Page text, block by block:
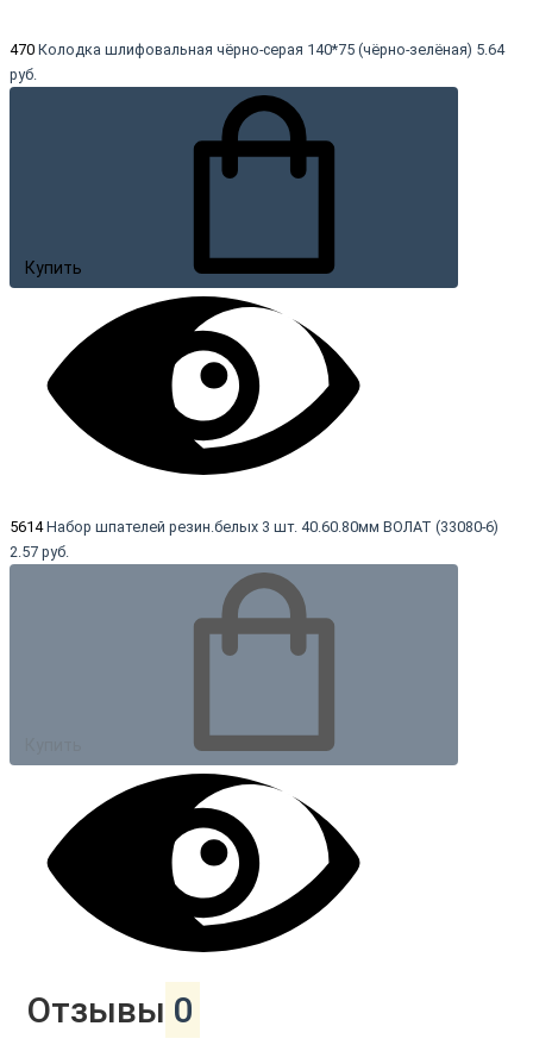
470 Колодка шлифовальная чёрно-серая 140*75 (чёрно-зелёная) 5.64
руб.
Купить
5614 Набор шпателей резин.белых 3 шт. 40.60.80мм ВОЛАТ (33080-6)
2.57 руб.
Отзывы 0